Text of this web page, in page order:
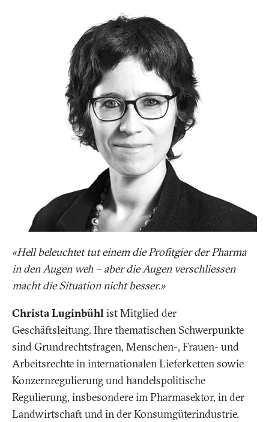
«Hell beleuchtet tut einem die Profitgier der Pharma
in den Augen weh – aber die Augen verschliessen
macht die Situation nicht besser.»
Christa Luginbühlist Mitglied der
Geschäftsleitung. Ihre thematischen Schwerpunkte
sind Grundrechtsfragen, Menschen-, Frauen- und
Arbeitsrechte in internationalen Lieferketten sowie
Konzernregulierung und handelspolitische
Regulierung, insbesondere im Pharmasektor, in der
Landwirtschaft und in der Konsumgüterindustrie.